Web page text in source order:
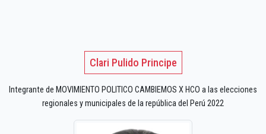
Clari Pulido Principe
Integrante de MOVIMIENTO POLITICO CAMBIEMOS X HCO a las elecciones
regionales y municipales de la república del Perú 2022